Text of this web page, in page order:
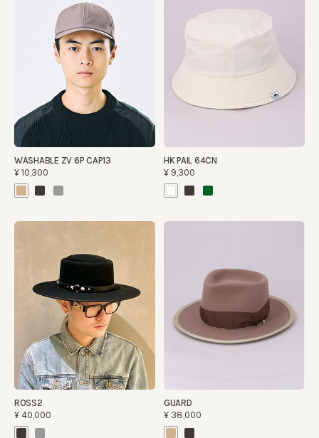
WASHABLE ZV 6P CAP13
¥10,300
HK PAIL 64CN
¥9,300
ROSS2
¥40,000
GUARD
¥38,000